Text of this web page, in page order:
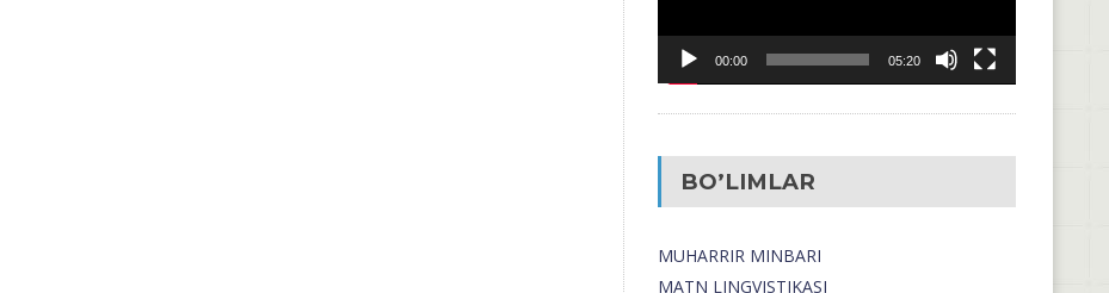
00:00 05:20
BO’LIMLAR
MUHARRIR MINBARI
MATN LINGVISTIKASI